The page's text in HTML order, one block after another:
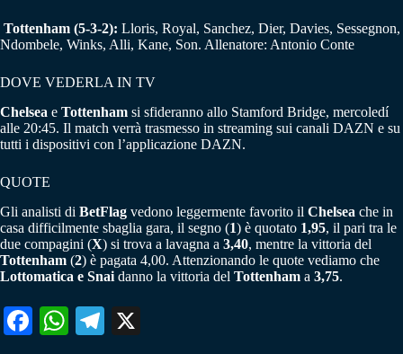
Tottenham (5-3-2): Lloris, Royal, Sanchez, Dier, Davies, Sessegnon,
Ndombele, Winks, Alli, Kane, Son. Allenatore: Antonio Conte
DOVE VEDERLA IN TV
Chelsea e Tottenham si sfideranno allo Stamford Bridge, mercoledí
alle 20:45. Il match verrà trasmesso in streaming sui canali DAZN e su
tutti i dispositivi con l’applicazione DAZN.
QUOTE
Gli analisti di BetFlag vedono leggermente favorito il Chelsea che in
casa difficilmente sbaglia gara, il segno (1) è quotato 1,95, il pari tra le
due compagini (X) si trova a lavagna a 3,40, mentre la vittoria del
Tottenham (2) è pagata 4,00. Attenzionando le quote vediamo che
Lottomatica e Snai danno la vittoria del Tottenham a 3,75.
Fa W
Te